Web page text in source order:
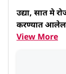
उद्या, सात मे
करण्यात
View More